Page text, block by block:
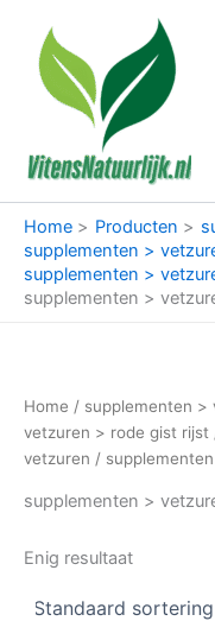
inhoud
Home Producten
supplementen >
supplementen >
supplementen >
Home / supplementen >
vetzuren > rode gist rijst
vetzuren /
supplementen >
Enig resultaat